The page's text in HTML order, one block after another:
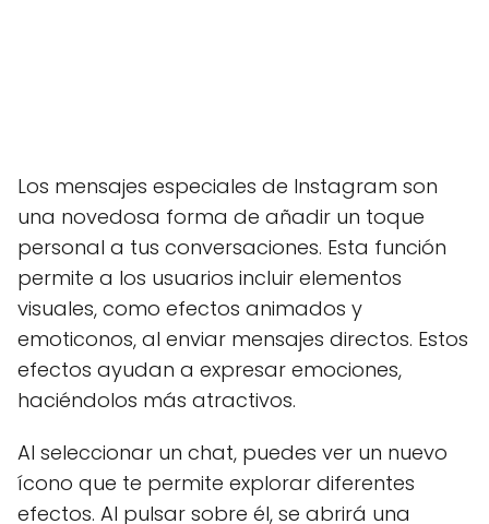
Los mensajes especiales de Instagram son
una novedosa forma de añadir un toque
personal a tus conversaciones. Esta función
permite a los usuarios incluir elementos
visuales, como efectos animados y
emoticonos, al enviar mensajes directos. Estos
efectos ayudan a expresar emociones,
haciéndolos más atractivos.
Al seleccionar un chat, puedes ver un nuevo
ícono que te permite explorar diferentes
efectos. Al pulsar sobre él, se abrirá una